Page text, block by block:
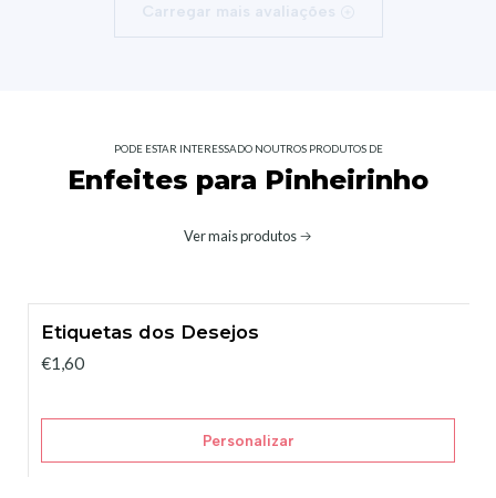
Carregar mais avaliações
PODE ESTAR INTERESSADO NOUTROS PRODUTOS DE
Enfeites para Pinheirinho
Ver mais produtos
Etiquetas dos Desejos
€1,60
Personalizar